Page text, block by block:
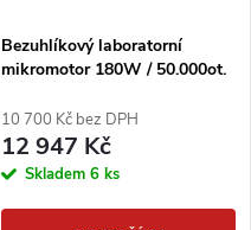
Bezuhlíkový laboratorní
mikromotor 180W / 50.000ot.
600S
10 700 Kč bez DPH
12 947 Kč
Skladem 6 ks